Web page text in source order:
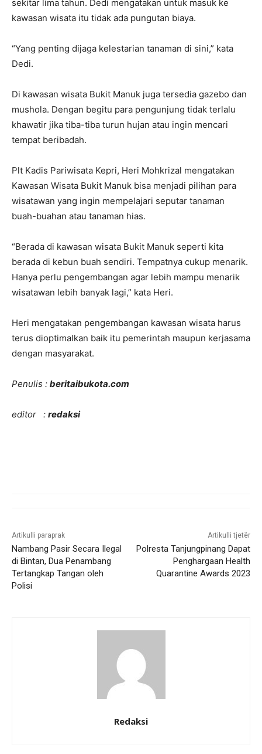
sekitar lima tahun. Dedi mengatakan untuk masuk ke
kawasan wisata itu tidak ada pungutan biaya.
“Yang penting dijaga kelestarian tanaman di sini,” kata
Dedi.
Di kawasan wisata Bukit Manuk juga tersedia gazebo dan
mushola. Dengan begitu para pengunjung tidak terlalu
khawatir jika tiba-tiba turun hujan atau ingin mencari
tempat beribadah.
Plt Kadis Pariwisata Kepri, Heri Mohkrizal mengatakan
Kawasan Wisata Bukit Manuk bisa menjadi pilihan para
wisatawan yang ingin mempelajari seputar tanaman
buah-buahan atau tanaman hias.
“Berada di kawasan wisata Bukit Manuk seperti kita
berada di kebun buah sendiri. Tempatnya cukup menarik.
Hanya perlu pengembangan agar lebih mampu menarik
wisatawan lebih banyak lagi,” kata Heri.
Heri mengatakan pengembangan kawasan wisata harus
terus dioptimalkan baik itu pemerintah maupun kerjasama
dengan masyarakat.
Penulis : beritaibukota.com
editor : redaksi
Artikulli paraprak
Nambang Pasir Secara Ilegal
di Bintan, Dua Penambang
Tertangkap Tangan oleh
Polisi
Artikulli tjetër
Polresta Tanjungpinang Dapat
Penghargaan Health
Quarantine Awards 2023
Redaksi